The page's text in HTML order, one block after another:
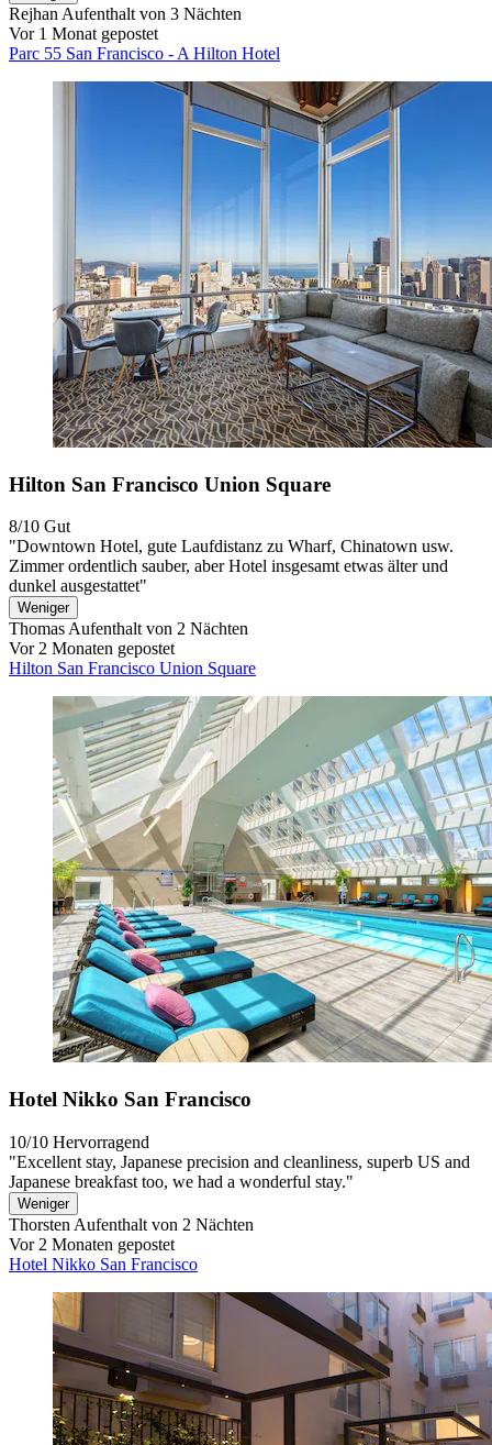
Rejhan Aufenthalt von 3 Nächten
Vor 1 Monat gepostet
Parc 55 San Francisco - A Hilton Hotel
Hilton San Francisco Union Square
8/10 Gut
"Downtown Hotel, gute Laufdistanz zu Wharf, Chinatown usw.
Zimmer ordentlich sauber, aber Hotel insgesamt etwas älter und
dunkel ausgestattet"
Weniger
Thomas Aufenthalt von 2 Nächten
Vor 2 Monaten gepostet
Hilton San Francisco Union Square
Hotel Nikko San Francisco
10/10 Hervorragend
"Excellent stay, Japanese precision and cleanliness, superb US and
Japanese breakfast too, we had a wonderful stay."
Weniger
Thorsten Aufenthalt von 2 Nächten
Vor 2 Monaten gepostet
Hotel Nikko San Francisco